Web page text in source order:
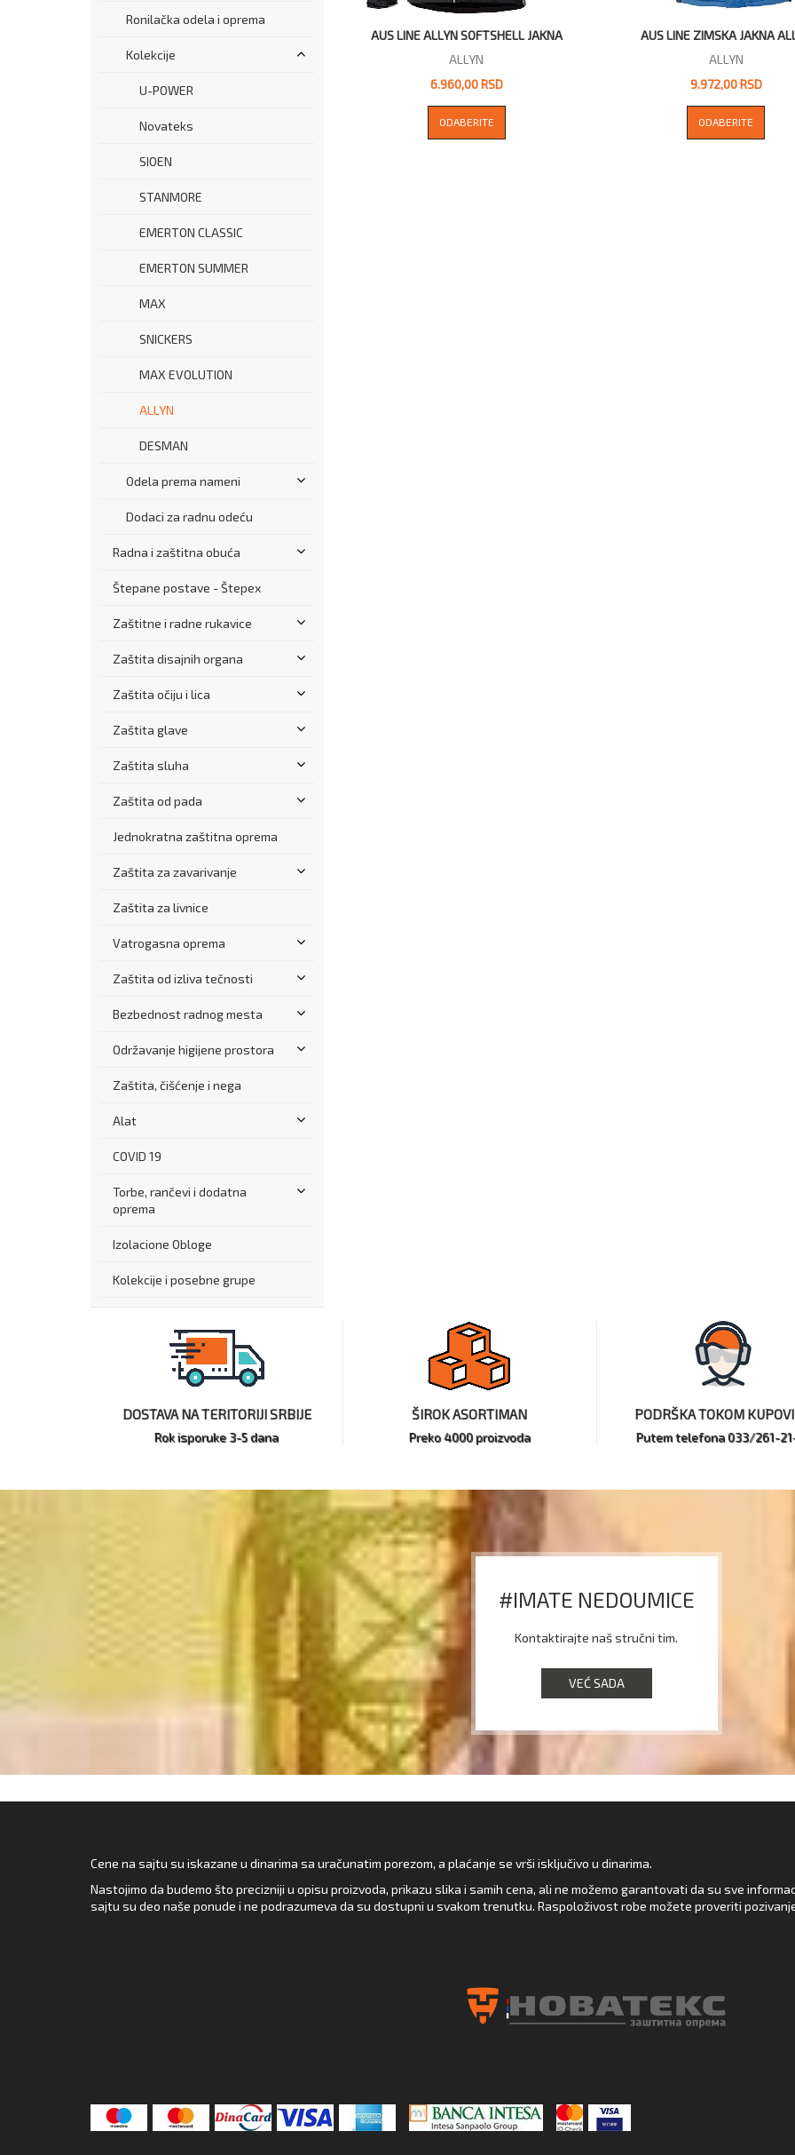
Ronilačka odela i oprema
Kolekcije
U-POWER
Novateks
SIOEN
STANMORE
EMERTON CLASSIC
EMERTON SUMMER
MAX
SNICKERS
MAX EVOLUTION
ALLYN
DESMAN
Odela prema nameni
Dodaci za radnu odeću
Radna i zaštitna obuća
Štepane postave - Štepex
Zaštitne i radne rukavice
Zaštita disajnih organa
Zaštita očiju i lica
Zaštita glave
Zaštita sluha
Zaštita od pada
Jednokratna zaštitna oprema
Zaštita za zavarivanje
Zaštita za livnice
Vatrogasna oprema
Zaštita od izliva tečnosti
Bezbednost radnog mesta
Održavanje higijene prostora
Zaštita, čišćenje i nega
Alat
COVID 19
Torbe, rančevi i dodatna
oprema
Izolacione Obloge
Kolekcije i posebne grupe
AUS LINE ALLYN SOFTSHELL JAKNA
ALLYN
6.960,00 RSD
ODABERITE
AUS LINE ZIMSKA JAKNA
ALLYN
9.972,00 RSD
ODABERITE
DOSTAVA NA TERITORIJI SRBIJE
Rok isporuke 3-5 dana
ŠIROK ASORTIMAN
Preko 4000 proizvoda
PODRŠKA TOKOM
Putem telefona 033/261-
#IMATE NEDOUMICE
Kontaktirajte naš stručni tim.
VEĆ SADA
Cene na sajtu su iskazane u dinarima sa uračunatim porezom, a plaćanje se vrši isključivo u dinarima.
Nastojimo da budemo što precizniji u opisu proizvoda, prikazu slika i samih cena, ali ne možemo garantovati da su sve
sajtu su deo naše ponude i ne podrazumeva da su dostupni u svakom trenutku. Raspoloživost robe možete proveriti